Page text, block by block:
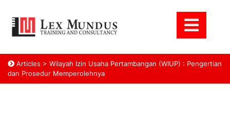
Articles > Wilayah Izin Usaha Pertambangan (WIUP) : Pengertian
dan Prosedur Memperolehnya